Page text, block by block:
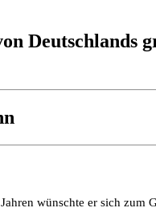
Deutschlands
wünschte er sich zum